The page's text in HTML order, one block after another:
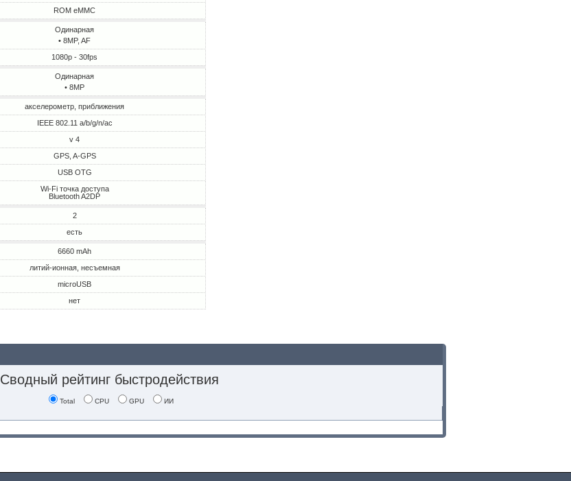
ROM eMMC
Одинарная
• 8MP, AF
1080p - 30fps
Одинарная
• 8MP
акселерометр, приближения
IEEE 802.11 a/b/g/n/ac
v 4
GPS, A-GPS
USB OTG
Wi-Fi точка доступа
Bluetooth A2DP
2
есть
6660 mAh
литий-ионная, несъемная
microUSB
нет
Сводный рейтинг быстродействия
Total CPU GPU ИИ